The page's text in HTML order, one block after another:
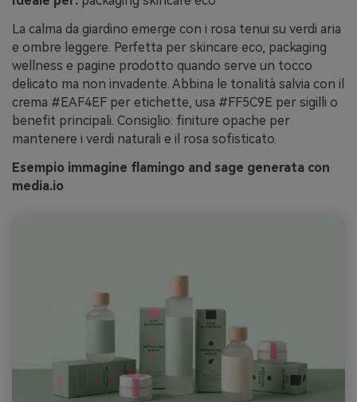
La calma da giardino emerge con i rosa tenui su verdi aria
e ombre leggere. Perfetta per skincare eco, packaging
wellness e pagine prodotto quando serve un tocco
delicato ma non invadente. Abbina le tonalità salvia con il
crema #EAF4EF per etichette, usa #FF5C9E per sigilli o
benefit principali. Consiglio: finiture opache per
mantenere i verdi naturali e il rosa sofisticato.
Esempio immagine flamingo and sage generata con
media.io